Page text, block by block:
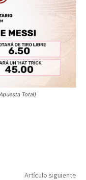
Total)
Artículo siguiente